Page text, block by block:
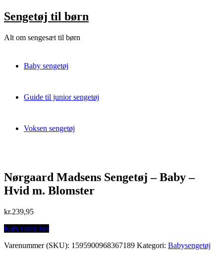
Skip
to
Sengetøj til børn
Alt om sengesæt til børn
Baby sengetøj
Guide til junior sengetøj
Voksen sengetøj
Nørgaard Madsens Sengetøj – Baby –
Hvid m. Blomster
kr.239,95
Køb varen her
Varenummer (SKU): 1595900968367189 Kategori: Babysengetøj